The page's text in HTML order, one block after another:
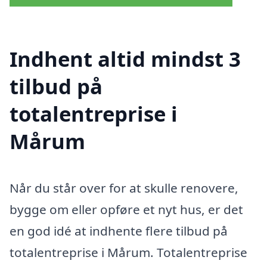
Indhent altid mindst 3
tilbud på
totalentreprise i
Mårum
Når du står over for at skulle renovere,
bygge om eller opføre et nyt hus, er det
en god idé at indhente flere tilbud på
totalentreprise i Mårum. Totalentreprise